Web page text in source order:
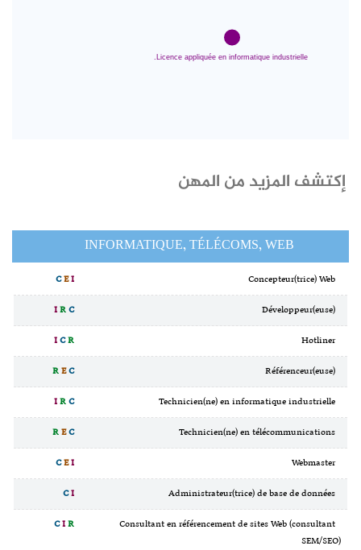
إكتشف المزيد من المهن
INFORMATIQUE, TÉLÉCOMS, WEB
CEI
IRC
Hotliner
ICR
REC
IRC
REC
Webmaster
CEI
CI
Consultant en référencement de sites Web (consultant
SEM/SEO)
CIR